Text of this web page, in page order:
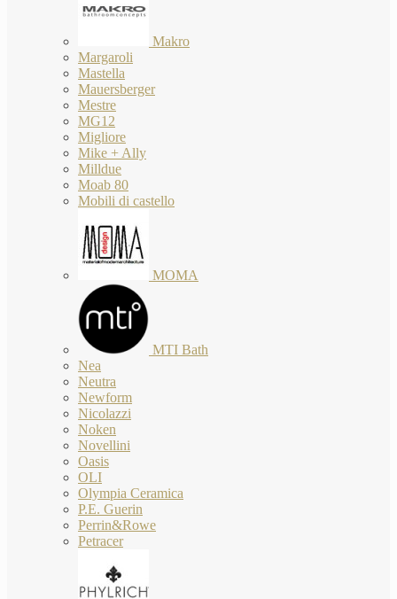
Makro
Margaroli
Mastella
Mauersberger
Mestre
MG12
Migliore
Mike + Ally
Milldue
Moab 80
Mobili di castello
MOMA
MTI Bath
Nea
Neutra
Newform
Nicolazzi
Noken
Novellini
Oasis
OLI
Olympia Ceramica
P.E. Guerin
Perrin&Rowe
Petracer